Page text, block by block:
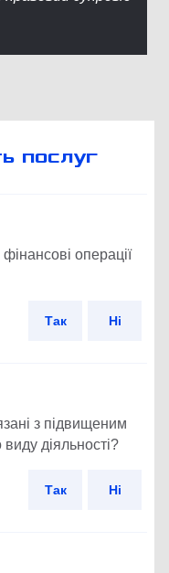
послуг
операції
Так Ні
з підвищеним
діяльності?
Так Ні